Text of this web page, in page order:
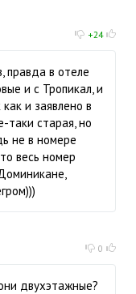
+24
правда в отеле
и с Тропикал, и
и заявлено в
таки старая, но
не в номере
весь номер
0
двухэтажные?